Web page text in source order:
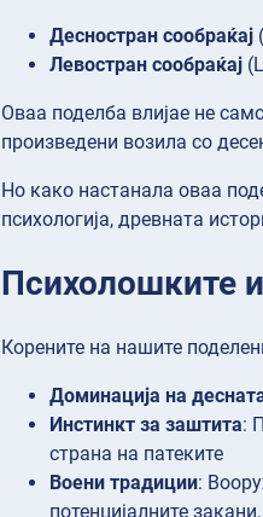
Десностран сообраќај
Левостран сообраќај
Оваа поделба влијае не
произведени возила со
Но како настанала оваа
психологија, древната
Психолошките
Корените на нашите
Доминација на
Инстинкт за заштита:
страна на патеките
Воени традиции:
потенцијалните